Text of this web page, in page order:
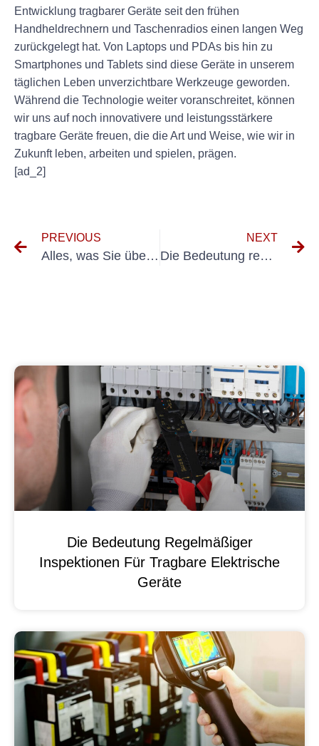
Entwicklung tragbarer Geräte seit den frühen
Handheldrechnern und Taschenradios einen langen Weg
zurückgelegt hat. Von Laptops und PDAs bis hin zu
Smartphones und Tablets sind diese Geräte in unserem
täglichen Leben unverzichtbare Werkzeuge geworden.
Während die Technologie weiter voranschreitet, können
wir uns auf noch innovativere und leistungsstärkere
tragbare Geräte freuen, die die Art und Weise, wie wir in
Zukunft leben, arbeiten und spielen, prägen.
[ad_2]
PREVIOUS
Alles, was Sie über DGUV V3 Schulung Tüv Nord wissen müssen
NEXT
Die Bedeutung regelmäßiger Inspektionen mobiler Geräte am Arbeitsplatz
Die Bedeutung Regelmäßiger
Inspektionen Für Tragbare Elektrische
Geräte